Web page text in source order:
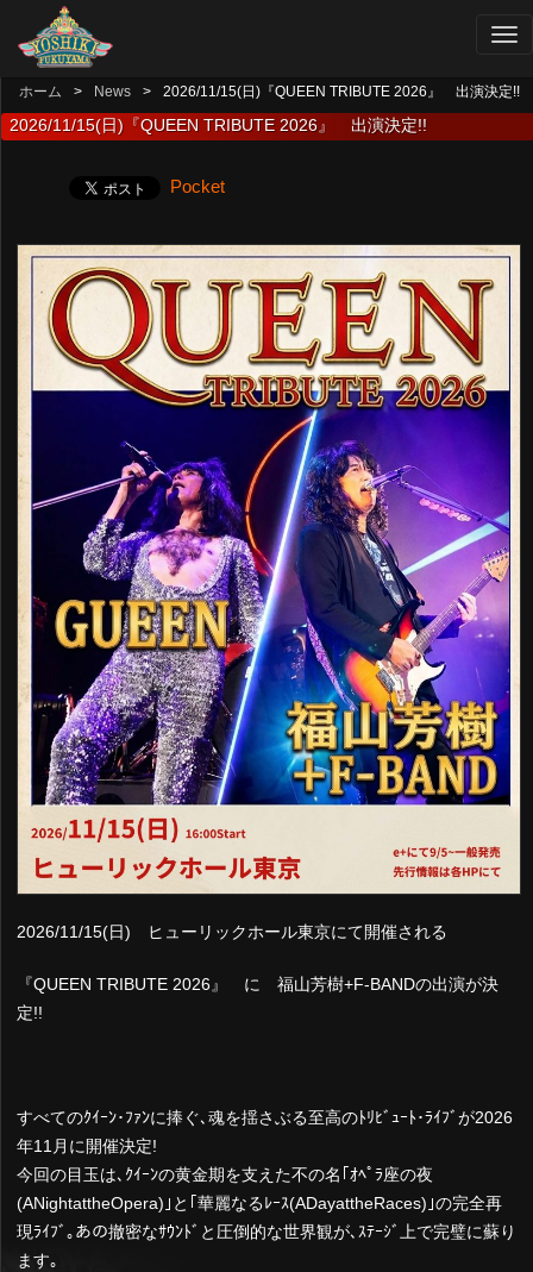
ホーム News 2026/11/15(日)『QUEEN TRIBUTE 2026』 出演決定!!
2026/11/15(日)『QUEEN TRIBUTE 2026』 出演決定!!
Pocket
2026/11/15(日) ヒューリックホール東京にて開催される
『QUEEN TRIBUTE 2026』 に 福山芳樹+F-BANDの出演が決
定!!
すべてのｸｲｰﾝ･ﾌｧﾝに捧ぐ､魂を揺さぶる至高のﾄﾘﾋﾞｭｰﾄ･ﾗｲﾌﾞが2026
年11月に開催決定!
今回の目玉は､ｸｲｰﾝの黄金期を支えた不の名｢ｵﾍﾟﾗ座の夜
(ANightattheOpera)｣と｢華麗なるﾚｰｽ(ADayattheRaces)｣の完全再
現ﾗｲﾌﾞ｡あの撤密なｻｳﾝﾄﾞと圧倒的な世界観が､ｽﾃｰｼﾞ上で完璧に蘇り
ます｡